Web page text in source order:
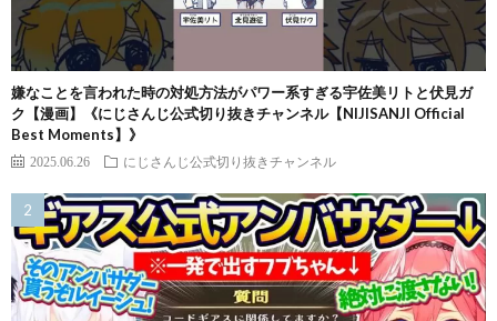
嫌なことを言われた時の対処方法がパワー系すぎる宇佐美リトと伏見ガ
ク【漫画】《にじさんじ公式切り抜きチャンネル【NIJISANJI Official
Best Moments】》
2025.06.26 にじさんじ公式切り抜きチャンネル